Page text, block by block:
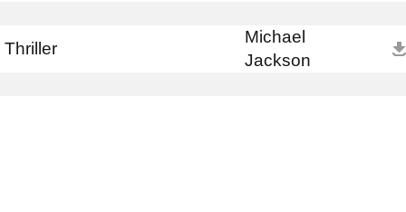
Thriller
Michael
Jackson